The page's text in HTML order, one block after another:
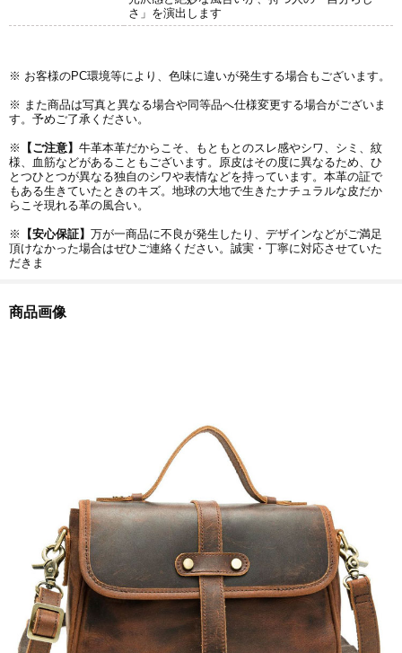
さ」を演出します
※ お客様のPC環境等により、色味に違いが発生する場合もございます。
※ また商品は写真と異なる場合や同等品へ仕様変更する場合がございま
す。予めご了承ください。
※ 【ご注意】 牛革本革だからこそ、もともとのスレ感やシワ、シミ、紋
様、血筋などがあることもございます。原皮はその度に異なるため、ひ
とつひとつが異なる独自のシワや表情などを持っています。本革の証で
もある生きていたときのキズ。地球の大地で生きたナチュラルな皮だか
らこそ現れる革の風合い。
※ 【安心保証】 万が一商品に不良が発生したり、デザインなどがご満足
頂けなかった場合はぜひご連絡ください。誠実・丁寧に対応させていた
だきま
商品画像